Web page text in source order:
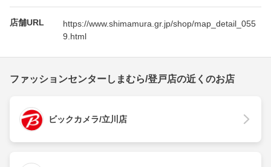
店舗URL
https://www.shimamura.gr.jp/shop/map_detail_055
9.html
ファッションセンターしまむら/登戸店の近くのお店
ビックカメラ/立川店